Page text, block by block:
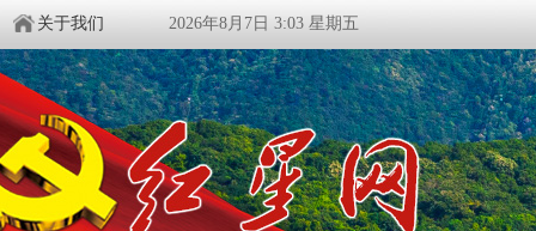
关于我们 2026年8月7日 3:03 星期五